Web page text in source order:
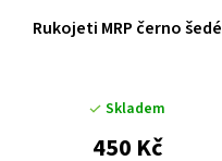
Rukojeti MRP černo šedé
Skladem
450 Kč